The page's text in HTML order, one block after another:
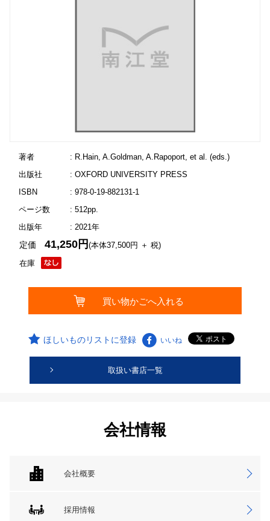
著者
: R.Hain, A.Goldman, A.Rapoport, et al. (eds.)
出版社
: OXFORD UNIVERSITY PRESS
ISBN
: 978-0-19-882131-1
ページ数
: 512pp.
出版年
: 2021年
在庫
定価41,250円(本体37,500円 ＋ 税)
ほしいものリストに登録 いいね
取扱い書店一覧
会社情報
会社概要
採用情報